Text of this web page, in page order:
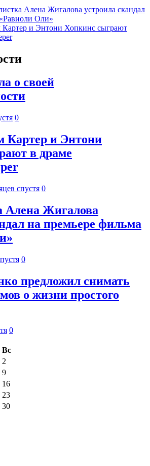
Алена Жигалова устроила скандал
Оли»
Картер и Энтони Хопкинс сыграют
о своей
0
Картер и Энтони
в драме
спустя 0
Алена Жигалова
на премьере фильма
0
предложил снимать
о жизни простого
0
Вс
2
9
16
23
30